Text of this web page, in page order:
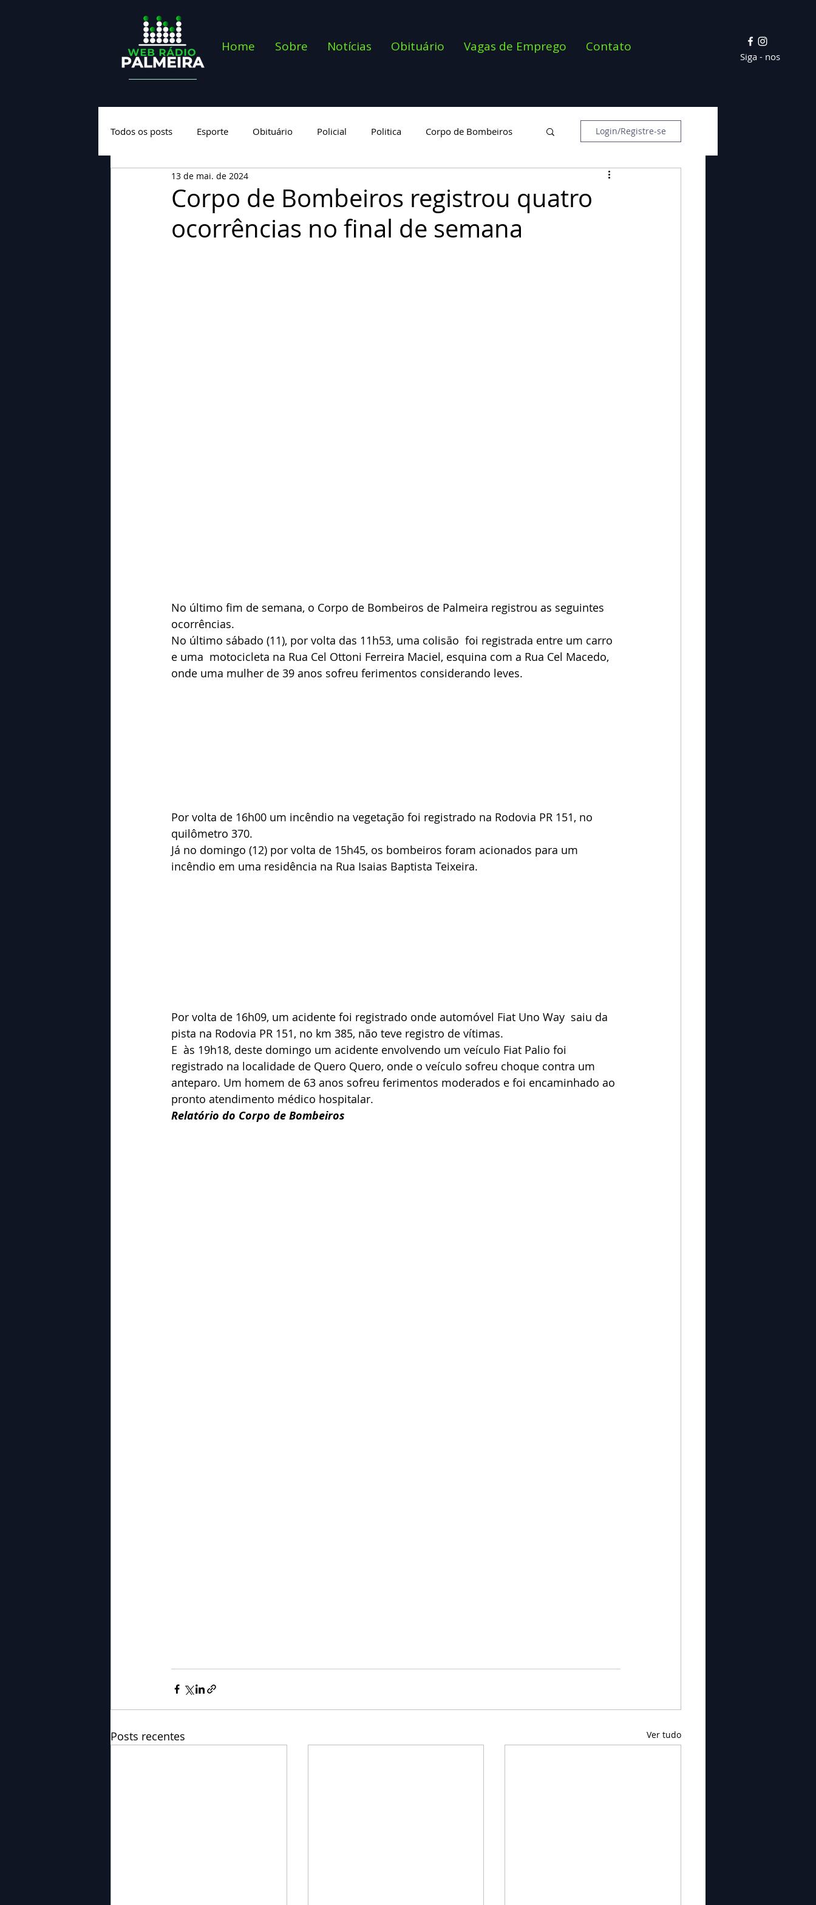
Home Sobre Notícias Obituário Vagas de Emprego Contato
Siga - nos
Todos os posts Esporte Obituário Policial Politica Corpo de Bombeiros
Geral Nova categoria
Login/Registre-se
Corpo de Bombeiros registrou quatro
ocorrências no final de semana
13 de mai. de 2024
No último fim de semana, o Corpo de Bombeiros de Palmeira registrou as seguintes
ocorrências.
No último sábado (11), por volta das 11h53, uma colisão  foi registrada entre um carro
e uma  motocicleta na Rua Cel Ottoni Ferreira Maciel, esquina com a Rua Cel Macedo,
onde uma mulher de 39 anos sofreu ferimentos considerando leves.
Por volta de 16h00 um incêndio na vegetação foi registrado na Rodovia PR 151, no
quilômetro 370.
Já no domingo (12) por volta de 15h45, os bombeiros foram acionados para um
incêndio em uma residência na Rua Isaias Baptista Teixeira.
Por volta de 16h09, um acidente foi registrado onde automóvel Fiat Uno Way  saiu da
pista na Rodovia PR 151, no km 385, não teve registro de vítimas.
E  às 19h18, deste domingo um acidente envolvendo um veículo Fiat Palio foi
registrado na localidade de Quero Quero, onde o veículo sofreu choque contra um
anteparo. Um homem de 63 anos sofreu ferimentos moderados e foi encaminhado ao
pronto atendimento médico hospitalar.
Relatório do Corpo de Bombeiros
Posts recentes Ver tudo